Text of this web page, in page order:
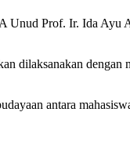
Prof. Ir. Ida Ayu
dilaksanakan dengan
antara